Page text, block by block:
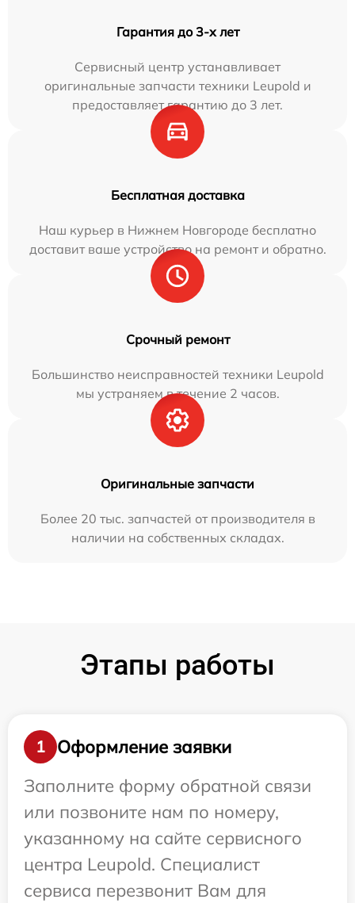
Гарантия до 3-х лет
Сервисный центр устанавливает
оригинальные запчасти техники Leupold и
предоставляет гарантию до 3 лет.
Бесплатная доставка
Наш курьер в Нижнем Новгороде бесплатно
доставит ваше устройство на ремонт и обратно.
Срочный ремонт
Большинство неисправностей техники Leupold
мы устраняем в течение 2 часов.
Оригинальные запчасти
Более 20 тыс. запчастей от производителя в
наличии на собственных складах.
Этапы работы
1
Оформление заявки
Заполните форму обратной связи
или позвоните нам по номеру,
указанному на сайте сервисного
центра Leupold. Специалист
сервиса перезвонит Вам для